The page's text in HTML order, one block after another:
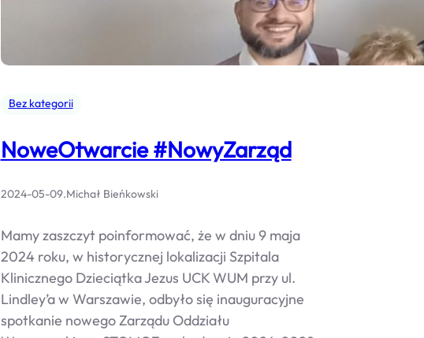
Bez kategorii
NoweOtwarcie #NowyZarząd
2024-05-09.Michał Bieńkowski
Mamy zaszczyt poinformować, że w dniu 9 maja
2024 roku, w historycznej lokalizacji Szpitala
Klinicznego Dzieciątka Jezus UCK WUM przy ul.
Lindley’a w Warszawie, odbyło się inauguracyjne
spotkanie nowego Zarządu Oddziału